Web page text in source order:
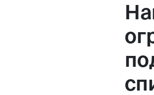
Большая
вход 10, 3 этаж,